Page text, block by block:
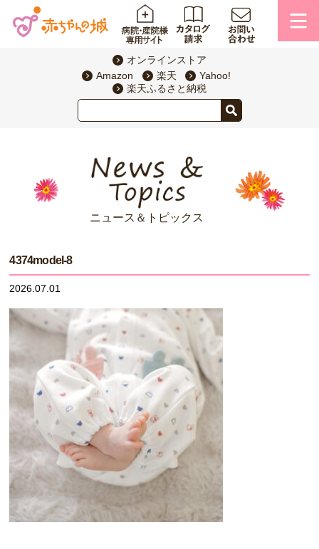
オンラインストア
Amazon
楽天
Yahoo!
楽天ふるさと納税
ニュース＆トピックス
4374model-8
2026.07.01